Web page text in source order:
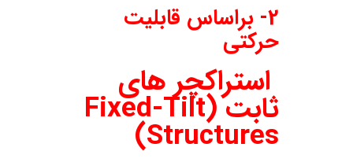
2- براساس قابلیت
حرکتی
استراکچر های
ثابت (Fixed-Tilt
Structures)